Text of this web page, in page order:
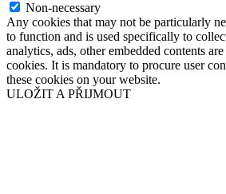
Non-necessary
Any cookies that may not be particularly
to function and is used specifically to
analytics, ads, other embedded contents
cookies. It is mandatory to procure user
these cookies on your website.
ULOŽIT A PŘIJMOUT